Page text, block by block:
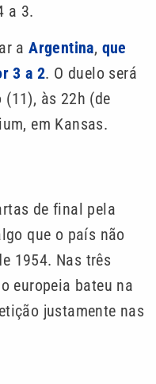
a 3.
aArgentina, que
3 a 2. O duelo será
às 22h (de
em Kansas.
de final pela
que o país não
1954. Nas três
europeia bateu na
justamente nas